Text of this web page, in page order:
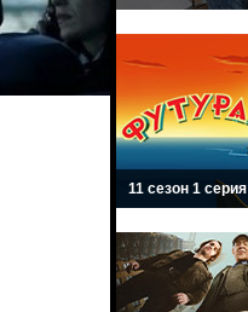
11 сезон 1 серия